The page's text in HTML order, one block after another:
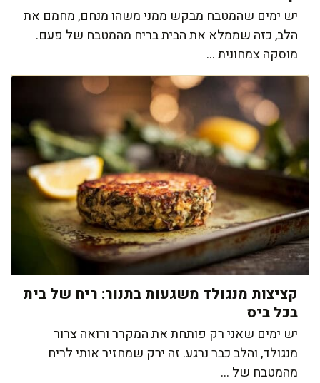
יש ימים שהמטבח מבקש ממני משהו מנחם, מחמם את
הלב, כזה שממלא את הבית בריח מהמטבח של פעם.
מוסקה צמחונית ...
קציצות מנגולד משגעות בתנור: ריח של בית
בכל ביס
יש ימים שאני רק פותחת את המקרר ורואה צרור
מנגולד, והלב כבר נרגע. זה ירק שמחזיר אותי לריח
מהמטבח של ...